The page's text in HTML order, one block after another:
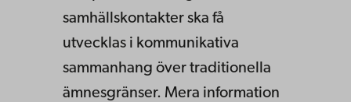
samhällskontakter ska få
utvecklas i kommunikativa
sammanhang över traditionella
ämnesgränser. Mera information